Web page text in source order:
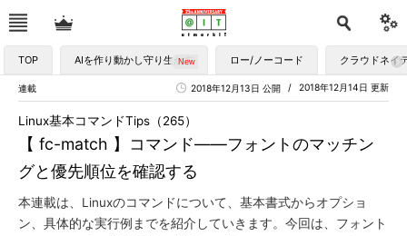
TOP AIを作り動かし守り生かす ロー/ノーコード クラウドネイ
連載 2018年12月14日 更新
2018年12月13日 公開
【 fc-match 】コマンド――フォントのマッチン
グと優先順位を確認する
Linux基本コマンドTips（265）
本連載は、Linuxのコマンドについて、基本書式からオプショ
ン、具体的な実行例までを紹介していきます。今回は、フォント